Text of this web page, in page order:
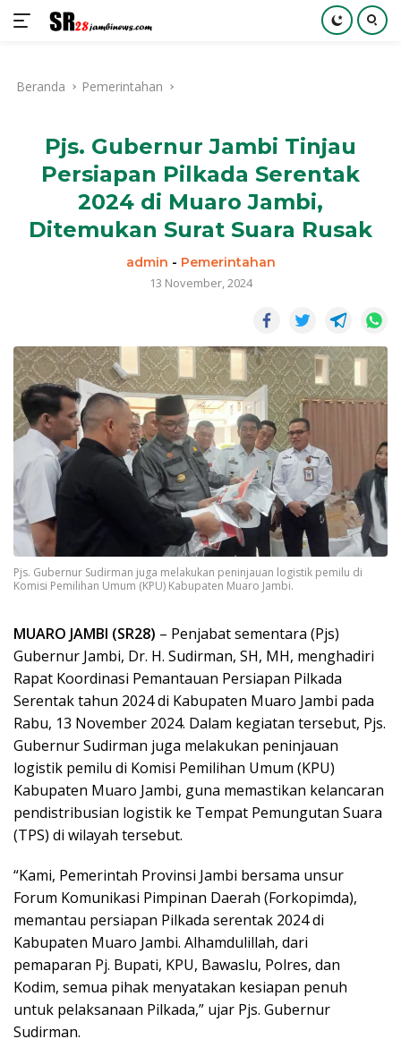
kontenBeranda Pemerintahan
Pjs. Gubernur Jambi Tinjau
Persiapan Pilkada Serentak
2024 di Muaro Jambi,
Ditemukan Surat Suara Rusak
admin - Pemerintahan
13 November, 2024
Pjs. Gubernur Sudirman juga melakukan peninjauan logistik pemilu di
Komisi Pemilihan Umum (KPU) Kabupaten Muaro Jambi.
MUARO JAMBI (SR28) – Penjabat sementara (Pjs)
Gubernur Jambi, Dr. H. Sudirman, SH, MH, menghadiri
Rapat Koordinasi Pemantauan Persiapan Pilkada
Serentak tahun 2024 di Kabupaten Muaro Jambi pada
Rabu, 13 November 2024. Dalam kegiatan tersebut, Pjs.
Gubernur Sudirman juga melakukan peninjauan
logistik pemilu di Komisi Pemilihan Umum (KPU)
Kabupaten Muaro Jambi, guna memastikan kelancaran
pendistribusian logistik ke Tempat Pemungutan Suara
(TPS) di wilayah tersebut.
“Kami, Pemerintah Provinsi Jambi bersama unsur
Forum Komunikasi Pimpinan Daerah (Forkopimda),
memantau persiapan Pilkada serentak 2024 di
Kabupaten Muaro Jambi. Alhamdulillah, dari
pemaparan Pj. Bupati, KPU, Bawaslu, Polres, dan
Kodim, semua pihak menyatakan kesiapan penuh
untuk pelaksanaan Pilkada,” ujar Pjs. Gubernur
Sudirman.